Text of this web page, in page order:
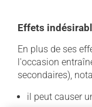
Effets
En plus de ses
l'occasion
secondaires),
il peut causer